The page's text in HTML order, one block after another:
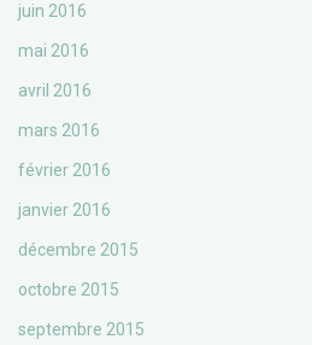
juin 2016
mai 2016
avril 2016
mars 2016
février 2016
janvier 2016
décembre 2015
octobre 2015
septembre 2015